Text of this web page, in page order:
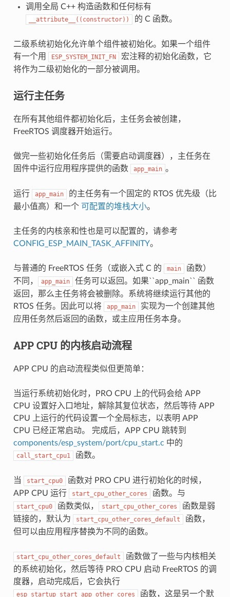
调用全局 C++ 构造函数和任何标有
__attribute__((constructor)) 的 C 函数。
二级系统初始化允许单个组件被初始化。如果一个组件
有一个用
ESP_SYSTEM_INIT_FN
宏注释的初始化函数，它
将作为二级初始化的一部分被调用。
运行主任务
在所有其他组件都初始化后，主任务会被创建，
FreeRTOS 调度器开始运行。
做完一些初始化任务后（需要启动调度器），主任务在
固件中运行应用程序提供的函数
app_main 。
运行 app_main
的主任务有一个固定的 RTOS 优先级（比
最小值高）和一个 可配置的堆栈大小。
主任务的内核亲和性也是可以配置的，请参考
CONFIG_ESP_MAIN_TASK_AFFINITY。
与普通的 FreeRTOS 任务（或嵌入式 C 的 main
函数）
不同，
app_main
任务可以返回。如果``app_main`` 函数
返回，那么主任务将会被删除。系统将继续运行其他的
RTOS 任务。因此可以将
app_main
实现为一个创建其他
应用任务然后返回的函数，或主应用任务本身。
APP CPU 的内核启动流程
APP CPU 的启动流程类似但更简单：
当运行系统初始化时，PRO CPU 上的代码会给 APP
CPU 设置好入口地址，解除其复位状态，然后等待 APP
CPU 上运行的代码设置一个全局标志，以表明 APP
CPU 已经正常启动。 完成后，APP CPU 跳转到
components/esp_system/port/cpu_start.c 中的
call_start_cpu1 函数。
当 start_cpu0
函数对 PRO CPU 进行初始化的时候，
APP CPU 运行
start_cpu_other_cores 函数。与
start_cpu0 函数类似， start_cpu_other_cores
函数是弱
链接的，默认为
start_cpu_other_cores_default
函数，
但可以由应用程序替换为不同的函数。
start_cpu_other_cores_default
函数做了一些与内核相关
的系统初始化，然后等待 PRO CPU 启动 FreeRTOS 的调
度器，启动完成后，它会执行
esp_startup_start_app_other_cores 函数，这是另一个默